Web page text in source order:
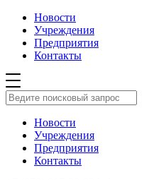
Новости
Учреждения
Предприятия
Контакты
Новости
Учреждения
Предприятия
Контакты